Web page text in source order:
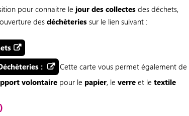
pour connaitre le jour des collectesdes déchets,
desdéchèteries sur le lien suivant :
:
Cette carte vous permet également de
volontaire pour le papier, leverreet letextile